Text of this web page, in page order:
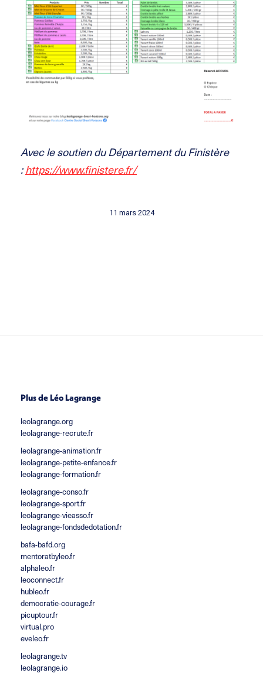
Avec le soutien du Département du Finistère
:https://www.finistere.fr/
11 mars 2024
Plus de Léo Lagrange
leolagrange.org
leolagrange-recrute.fr
leolagrange-animation.fr
leolagrange-petite-enfance.fr
leolagrange-formation.fr
leolagrange-conso.fr
leolagrange-sport.fr
leolagrange-vieasso.fr
leolagrange-fondsdedotation.fr
bafa-bafd.org
mentoratbyleo.fr
alphaleo.fr
leoconnect.fr
hubleo.fr
democratie-courage.fr
picuptour.fr
virtual.pro
eveleo.fr
leolagrange.tv
leolagrange.io